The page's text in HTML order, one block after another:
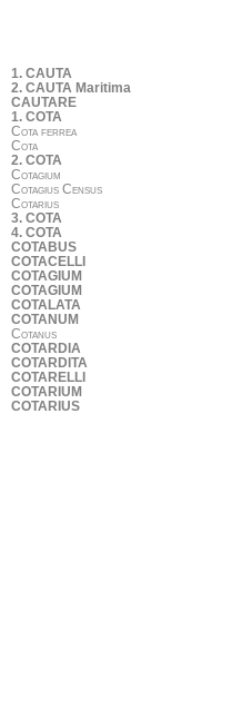
1. CAUTA
2. CAUTA Maritima
CAUTARE
1. COTA
Cota ferrea
Cota
2. COTA
Cotagium
Cotagius Census
Cotarius
3. COTA
4. COTA
COTABUS
COTACELLI
COTAGIUM
COTAGIUM
COTALATA
COTANUM
Cotanus
COTARDIA
COTARDITA
COTARELLI
COTARIUM
COTARIUS